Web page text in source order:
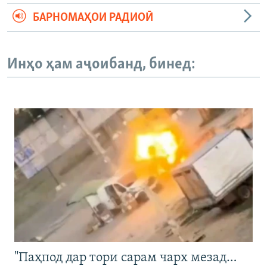
БАРНОМАҲОИ РАДИОӢ
Инҳо ҳам аҷоибанд, бинед:
"Паҳпод дар тори сарам чарх мезад…